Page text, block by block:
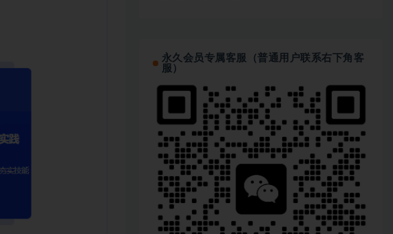
永久会员专属客服（普通用户联系右下角客
服）